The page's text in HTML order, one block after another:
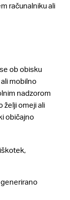
računalniku ali
ob obisku
mobilno
nadzorom
želji omeji ali
običajno